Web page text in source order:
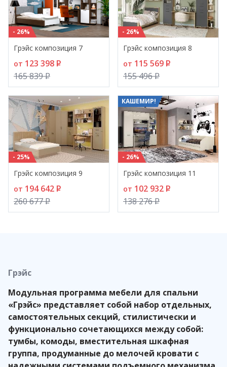
- 26%
Грэйс композиция 7
от 123 398 P
165 839P
- 26%
Грэйс композиция 8
от 115 569 P
155 496P
- 25%
Грэйс композиция 9
от 194 642 P
260 677P
- 26%
КАШЕМИР!
Грэйс композиция 11
от 102 932 P
138 276P
Грэйс
Модульная программа мебели для спальни
«Грэйс» представляет собой набор отдельных,
самостоятельных секций, стилистически и
функционально сочетающихся между собой:
тумбы, комоды, вместительная шкафная
группа, продуманные до мелочей кровати с